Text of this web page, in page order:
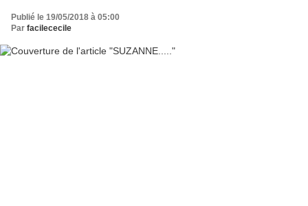
Publié le 19/05/2018 à 05:00
Par facilececile